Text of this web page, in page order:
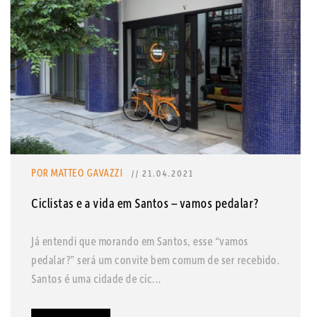
POR MATTEO GAVAZZI // 21.04.2021
Ciclistas e a vida em Santos – vamos pedalar?
Já entendi que morando em Santos, esse “vamos
pedalar?” será um convite bem comum de ser recebido.
Santos é uma cidade de cic...